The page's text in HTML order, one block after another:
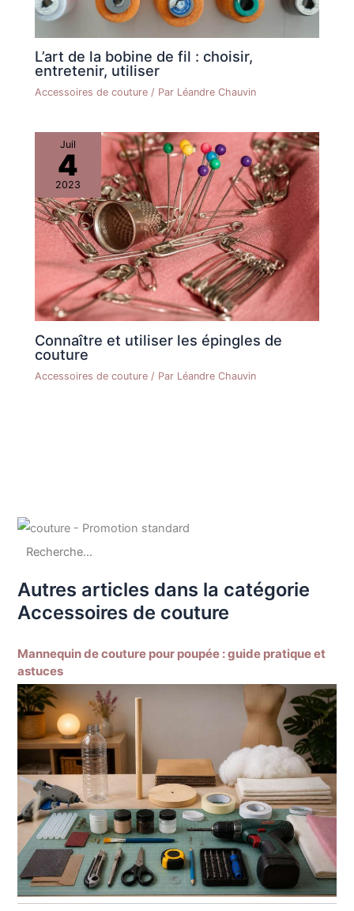
L’art de la bobine de fil : choisir,
entretenir, utiliser
Accessoires de couture / Par Léandre Chauvin
Juil
4
2023
Connaître et utiliser les épingles de
couture
Accessoires de couture / Par Léandre Chauvin
Autres articles dans la catégorie
Accessoires de couture
Mannequin de couture pour poupée : guide pratique et
astuces